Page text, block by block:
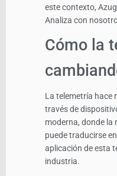
este contexto,
Analiza con
Cómo la
La telemetría hace
través de
moderna, donde la
puede traducirse
aplicación de esta
industria.